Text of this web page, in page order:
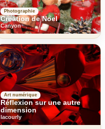
Photographie
Creation de Noel
Canyon
Art numérique
Réflexion sur une autre
dimension
lacourly